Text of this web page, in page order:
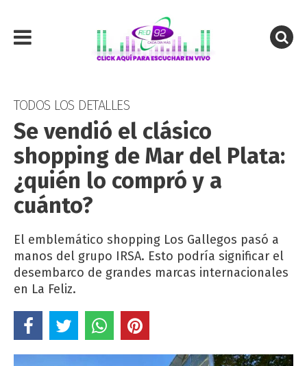
TODOS LOS DETALLES
Se vendió el clásico
shopping de Mar del Plata:
¿quién lo compró y a
cuánto?
El emblemático shopping Los Gallegos pasó a
manos del grupo IRSA. Esto podría significar el
desembarco de grandes marcas internacionales
en La Feliz.